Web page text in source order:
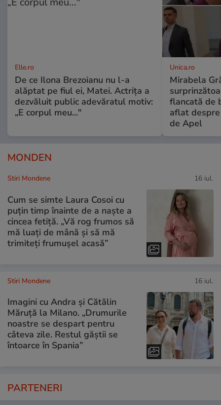
Elle.ro
De ce Ilona Brezoianu nu l-a
alăptat pe fiul ei, Matei. Actrița a
dezvăluit public adevăratul motiv:
„E corpul meu..."
Unica.ro
Mirabela
flancată de
aflat
de Apel
MONDEN
Stiri Mondene 16 iul.
Cum se simte Laura Cosoi cu
puțin timp înainte de a naște a
cincea fetiță. „Vă rog frumos să
mă luați de mână și să mă
trimiteți frumușel acasă”
Stiri Mondene 16 iul.
Imagini cu Andra și Cătălin
Măruță la Milano. „Drumurile
noastre se despart pentru
câteva zile. Restul găștii se
întoarce în Spania”
PARTENERI